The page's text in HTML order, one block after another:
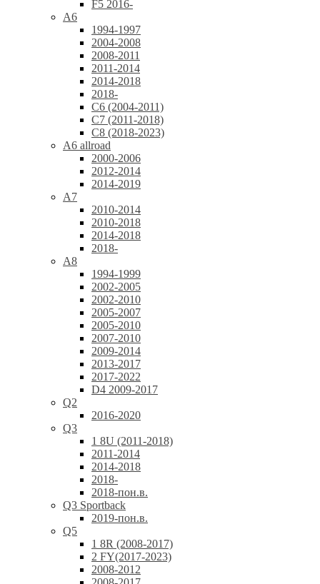
F5 2016-
A6
1994-1997
2004-2008
2008-2011
2011-2014
2014-2018
2018-
C6 (2004-2011)
C7 (2011-2018)
C8 (2018-2023)
A6 allroad
2000-2006
2012-2014
2014-2019
A7
2010-2014
2010-2018
2014-2018
2018-
A8
1994-1999
2002-2005
2002-2010
2005-2007
2005-2010
2007-2010
2009-2014
2013-2017
2017-2022
D4 2009-2017
Q2
2016-2020
Q3
1 8U (2011-2018)
2011-2014
2014-2018
2018-
2018-пон.в.
Q3 Sportback
2019-пон.в.
Q5
1 8R (2008-2017)
2 FY(2017-2023)
2008-2012